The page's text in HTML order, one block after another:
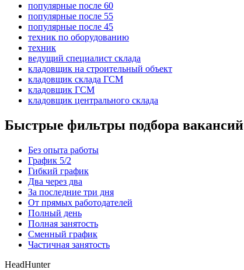
популярные после 60
популярные после 55
популярные после 45
техник по оборудованию
техник
ведущий специалист склада
кладовщик на строительный объект
кладовщик склада ГСМ
кладовщик ГСМ
кладовщик центрального склада
Быстрые фильтры подбора вакансий
Без опыта работы
График 5/2
Гибкий график
Два через два
За последние три дня
От прямых работодателей
Полный день
Полная занятость
Сменный график
Частичная занятость
HeadHunter